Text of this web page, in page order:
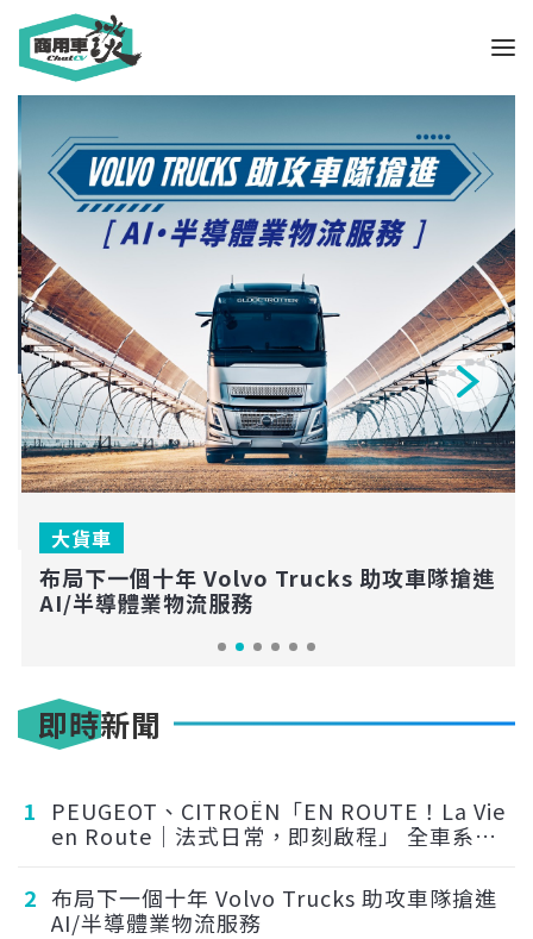
大貨車
布局下一個十年 Volvo Trucks 助攻車隊搶進
AI/半導體業物流服務
即時新聞
1
PEUGEOT、CITROËN「EN ROUTE！La Vie
en Route｜法式日常，即刻啟程」 全車系享
2 布局下一個十年 Volvo Trucks 助攻車隊搶進
AI/半導體業物流服務